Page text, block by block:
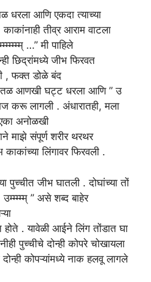
धरला आणिएकदा त्याच्या
काकांनाही तीव्र आराम वाटला
…” मी पाहिले
छिद्रांमध्ये जीभ फिरवत
, फक्त डोळे बंद
तळ आणखी घट्ट धरला आणि ” उ
करू लागली . अंधारातही, मला
अनोळखी
माझे संपूर्ण शरीर थरथर
लिंगावर फिरवली .
पुच्चीत जीभ घातली . दोघांच्या तों
” असे शब्द बाहेर
. यावेळी आईने लिंग तोंडात घा
पुच्चीचे दोन्ही कोपरे चोखायला
कोपऱ्यांमध्ये नाक हलवू लागले